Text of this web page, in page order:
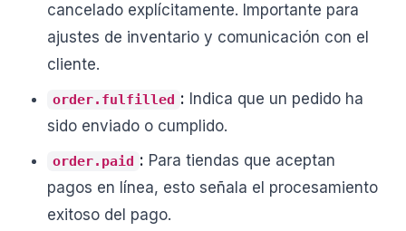
cancelado explícitamente. Importante para
ajustes de inventario y comunicación con el
cliente.
order.fulfilled : Indica que un pedido ha
sido enviado o cumplido.
order.paid : Para tiendas que aceptan
pagos en línea, esto señala el procesamiento
exitoso del pago.